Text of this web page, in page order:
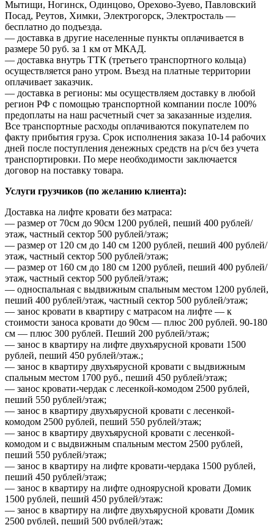
Мытищи, Ногинск, Одинцово, Орехово-Зуево, Павловский
Посад, Реутов, Химки, Электрогорск, Электросталь —
бесплатно до подъезда.
— доставка в другие населенные пункты оплачивается в
размере 50 руб. за 1 км от МКАД.
— доставка внутрь ТТК (третьего транспортного кольца)
осуществляется рано утром. Въезд на платные территории
оплачивает заказчик.
— доставка в регионы: мы осуществляем доставку в любой
регион РФ с помощью транспортной компании после 100%
предоплаты на наш расчетный счет за заказанные изделия.
Все транспортные расходы оплачиваются покупателем по
факту прибытия груза. Срок исполнения заказа 10-14 рабочих
дней после поступления денежных средств на р/сч без учета
транспортировки. По мере необходимости заключается
договор на поставку товара.
Услуги грузчиков (по желанию клиента):
Доставка на лифте кровати без матраса:
— размер от 70см до 90см 1200 рублей, пеший 400 рублей/
этаж, частный сектор 500 рублей/этаж;
— размер от 120 см до 140 см 1200 рублей, пеший 400 рублей/
этаж, частный сектор 500 рублей/этаж;
— размер от 160 см до 180 см 1200 рублей, пеший 400 рублей/
этаж, частный сектор 500 рублей/этаж;
— односпальная с выдвижным спальным местом 1200 рублей,
пеший 400 рублей/этаж, частный сектор 500 рублей/этаж;
— занос кровати в квартиру с матрасом на лифте — к
стоимости заноса кровати до 90см — плюс 200 рублей. 90-180
см — плюс 300 рублей. Пеший 200 рублей/этаж;
— занос в квартиру на лифте двухъярусной кровати 1500
рублей, пеший 450 рублей/этаж.;
— занос в квартиру двухъярусной кровати с выдвижным
спальным местом 1700 руб., пеший 450 рублей/этаж;
— занос кровати-чердак с лесенкой-комодом 2500 рублей,
пеший 550 рублей/этаж;
— занос в квартиру двухъярусной кровати с лесенкой-
комодом 2500 рублей, пеший 550 рублей/этаж;
— занос в квартиру двухъярусной кровати с лесенкой-
комодом и с выдвижным спальным местом 2500 рублей,
пеший 550 рублей/этаж;
— занос в квартиру на лифте кровати-чердака 1500 рублей,
пеший 450 рублей/этаж;
— занос в квартиру на лифте одноярусной кровати Домик
1500 рублей, пеший 450 рублей/этаж:
— занос в квартиру на лифте двухъярусной кровати Домик
2500 рублей, пеший 500 рублей/этаж;